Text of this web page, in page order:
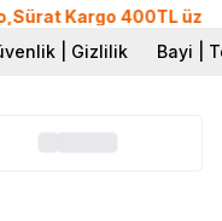
Kargo 400TL üzeri,
| Gizlilik Bayi |